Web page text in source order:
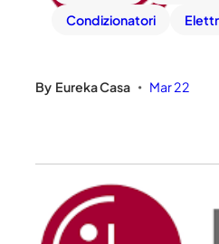
Condizionatori
By Eureka Casa • Mar 22